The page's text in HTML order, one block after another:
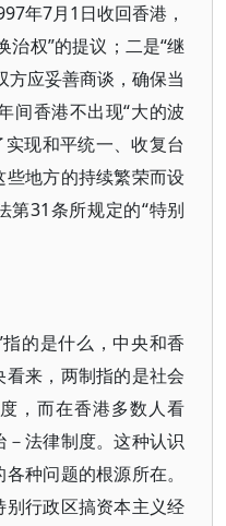
年7月1日收回香港，
治权”的提议；二是“继
方应妥善商谈，确保当
间香港不出现“大的波
实现和平统一、收复台
地方的持续繁荣而设
第31条所规定的“特别
的是什么，中央和香
来，两制指的是社会
，而在香港多数人看
法律制度。这种认识
种问题的根源所在。
行政区搞资本主义经